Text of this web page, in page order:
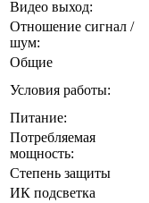
Видео выход:
Отношение сигнал /
шум:
Общие
Условия работы:
Питание:
Потребляемая
мощность:
Степень защиты
ИК подсветка